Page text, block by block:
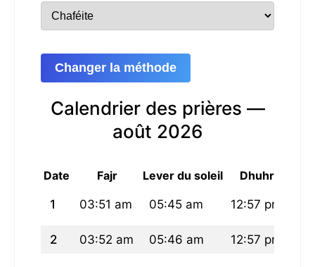
Changer la méthode
Calendrier des prières —
août 2026
Date Fajr Lever du soleil Dhuhr
1 03:51 am 05:45 am 12:57 pm
2 03:52 am 05:46 am 12:57 pm